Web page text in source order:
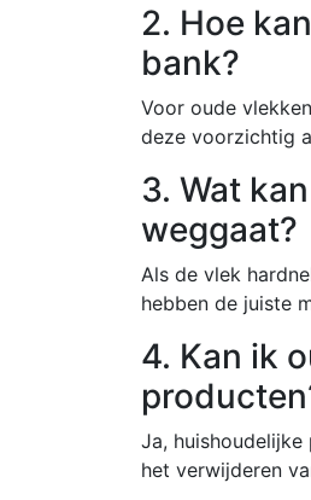
2. Hoe
bank?
Voor oude
deze voorzichtig
3. Wat
weggaat?
Als de vlek
hebben de juiste
4. Kan ik
Ja,
het verwijderen